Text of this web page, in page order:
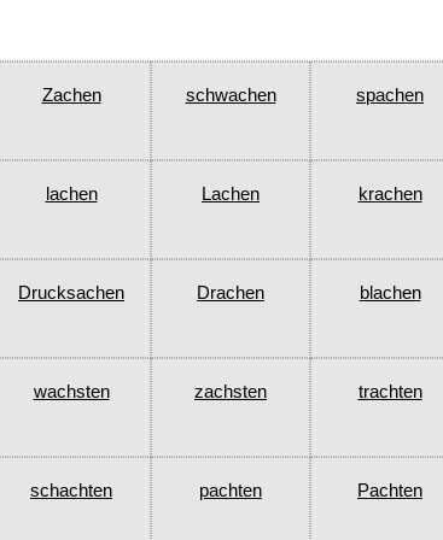
Zachen schwachen spachen
lachen Lachen krachen
Drucksachen Drachen blachen
wachsten zachsten trachten
schachten pachten Pachten